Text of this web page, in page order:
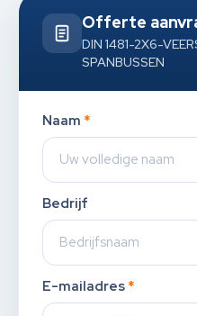
Offerte
DIN 1481-2X6-
SPANBUSSEN
Naam *
Bedrijf
E-mailadres *